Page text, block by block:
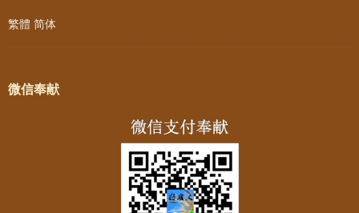
繁體 简体
微信奉献